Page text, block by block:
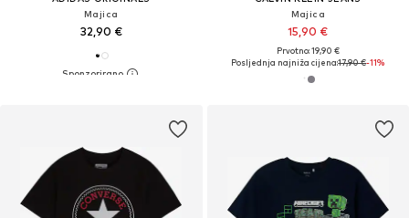
Majica
32,90 €
Majica
15,90 €
Prvotno: 19,90 €
Posljednja najniža cijena:17,90 €-11%